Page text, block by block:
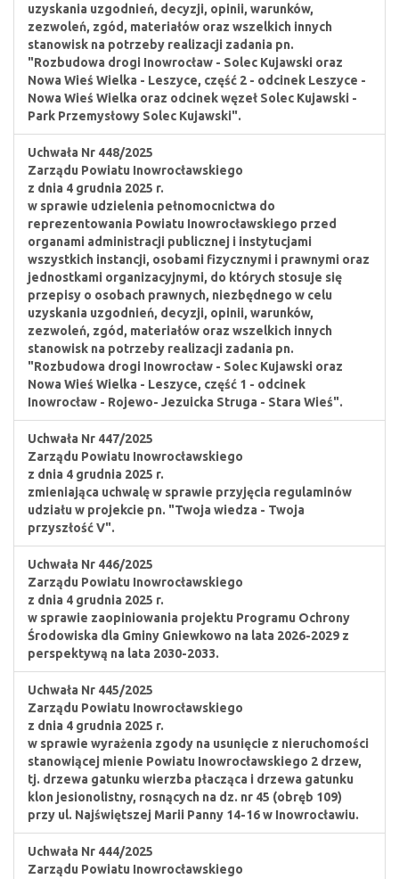
uzyskania uzgodnień, decyzji, opinii, warunków,
zezwoleń, zgód, materiałów oraz wszelkich innych
stanowisk na potrzeby realizacji zadania pn.
"Rozbudowa drogi Inowrocław - Solec Kujawski oraz
Nowa Wieś Wielka - Leszyce, część 2 - odcinek Leszyce -
Nowa Wieś Wielka oraz odcinek węzeł Solec Kujawski -
Park Przemysłowy Solec Kujawski".
Uchwała Nr 448/2025
Zarządu Powiatu Inowrocławskiego
z dnia 4 grudnia 2025 r.
w sprawie udzielenia pełnomocnictwa do
reprezentowania Powiatu Inowrocławskiego przed
organami administracji publicznej i instytucjami
wszystkich instancji, osobami fizycznymi i prawnymi oraz
jednostkami organizacyjnymi, do których stosuje się
przepisy o osobach prawnych, niezbędnego w celu
uzyskania uzgodnień, decyzji, opinii, warunków,
zezwoleń, zgód, materiałów oraz wszelkich innych
stanowisk na potrzeby realizacji zadania pn.
"Rozbudowa drogi Inowrocław - Solec Kujawski oraz
Nowa Wieś Wielka - Leszyce, część 1 - odcinek
Inowrocław - Rojewo- Jezuicka Struga - Stara Wieś".
Uchwała Nr 447/2025
Zarządu Powiatu Inowrocławskiego
z dnia 4 grudnia 2025 r.
zmieniająca uchwalę w sprawie przyjęcia regulaminów
udziału w projekcie pn. "Twoja wiedza - Twoja
przyszłość V".
Uchwała Nr 446/2025
Zarządu Powiatu Inowrocławskiego
z dnia 4 grudnia 2025 r.
w sprawie zaopiniowania projektu Programu Ochrony
Środowiska dla Gminy Gniewkowo na lata 2026-2029 z
perspektywą na lata 2030-2033.
Uchwała Nr 445/2025
Zarządu Powiatu Inowrocławskiego
z dnia 4 grudnia 2025 r.
w sprawie wyrażenia zgody na usunięcie z nieruchomości
stanowiącej mienie Powiatu Inowrocławskiego 2 drzew,
tj. drzewa gatunku wierzba płacząca i drzewa gatunku
klon jesionolistny, rosnących na dz. nr 45 (obręb 109)
przy ul. Najświętszej Marii Panny 14-16 w Inowrocławiu.
Uchwała Nr 444/2025
Zarządu Powiatu Inowrocławskiego